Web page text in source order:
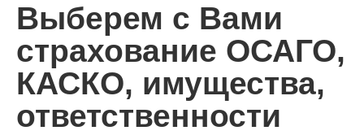
Выберем с Вами
страхование ОСАГО,
КАСКО, имущества,
ответственности